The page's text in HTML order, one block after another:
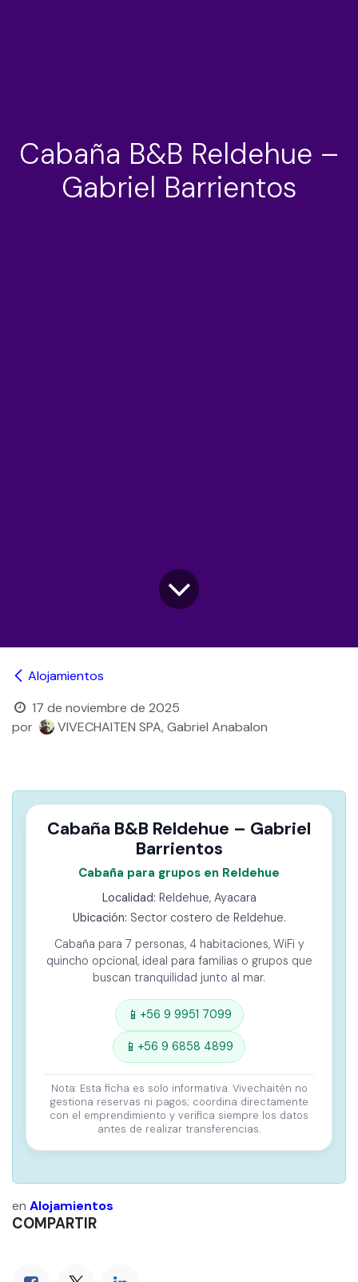
Cabaña B&B Reldehue –
Gabriel Barrientos
Alojamientos
17 de noviembre de 2025
por
VIVECHAITEN SPA, Gabriel Anabalon
Cabaña B&B Reldehue – Gabriel
Barrientos
Cabaña para grupos en Reldehue
Localidad: Reldehue, Ayacara
Ubicación: Sector costero de Reldehue.
Cabaña para 7 personas, 4 habitaciones, WiFi y
quincho opcional, ideal para familias o grupos que
buscan tranquilidad junto al mar.
📱 +56 9 9951 7099
📱 +56 9 6858 4899
Nota: Esta ficha es solo informativa. Vivechaitén no
gestiona reservas ni pagos; coordina directamente
con el emprendimiento y verifica siempre los datos
antes de realizar transferencias.
en Alojamientos
COMPARTIR